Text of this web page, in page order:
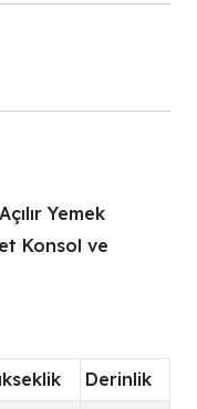
Yemek
Konsol ve
Derinlik